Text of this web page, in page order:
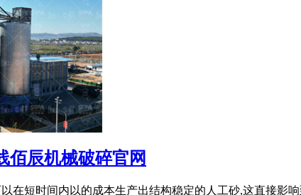
佰辰机械破碎官网
在短时间内以的成本生产出结构稳定的人工砂,这直接影